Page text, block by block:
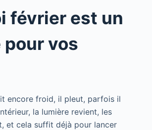
février est un
pour vos
encore froid, il pleut, parfois il
la lumière revient, les
et cela suffit déjà pour lancer